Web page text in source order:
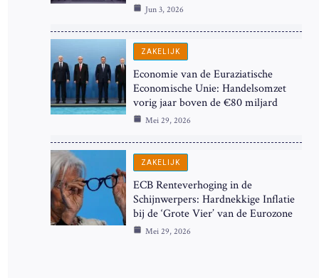
Jun 3, 2026
ZAKELIJK
Economie van de Euraziatische
Economische Unie: Handelsomzet
vorig jaar boven de €80 miljard
Mei 29, 2026
ZAKELIJK
ECB Renteverhoging in de
Schijnwerpers: Hardnekkige Inflatie
bij de ‘Grote Vier’ van de Eurozone
Mei 29, 2026